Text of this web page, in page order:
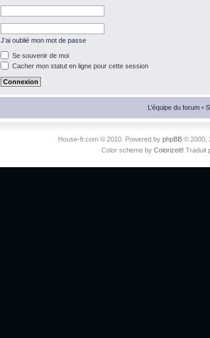
J’ai oublié mon mot de passe
Se souvenir de moi
Cacher mon statut en ligne pour cette session
L’équipe du forum •
House-fr.com © 2010. Powered by phpBB© 2000,
Color scheme by ColorizeIt! Traduit